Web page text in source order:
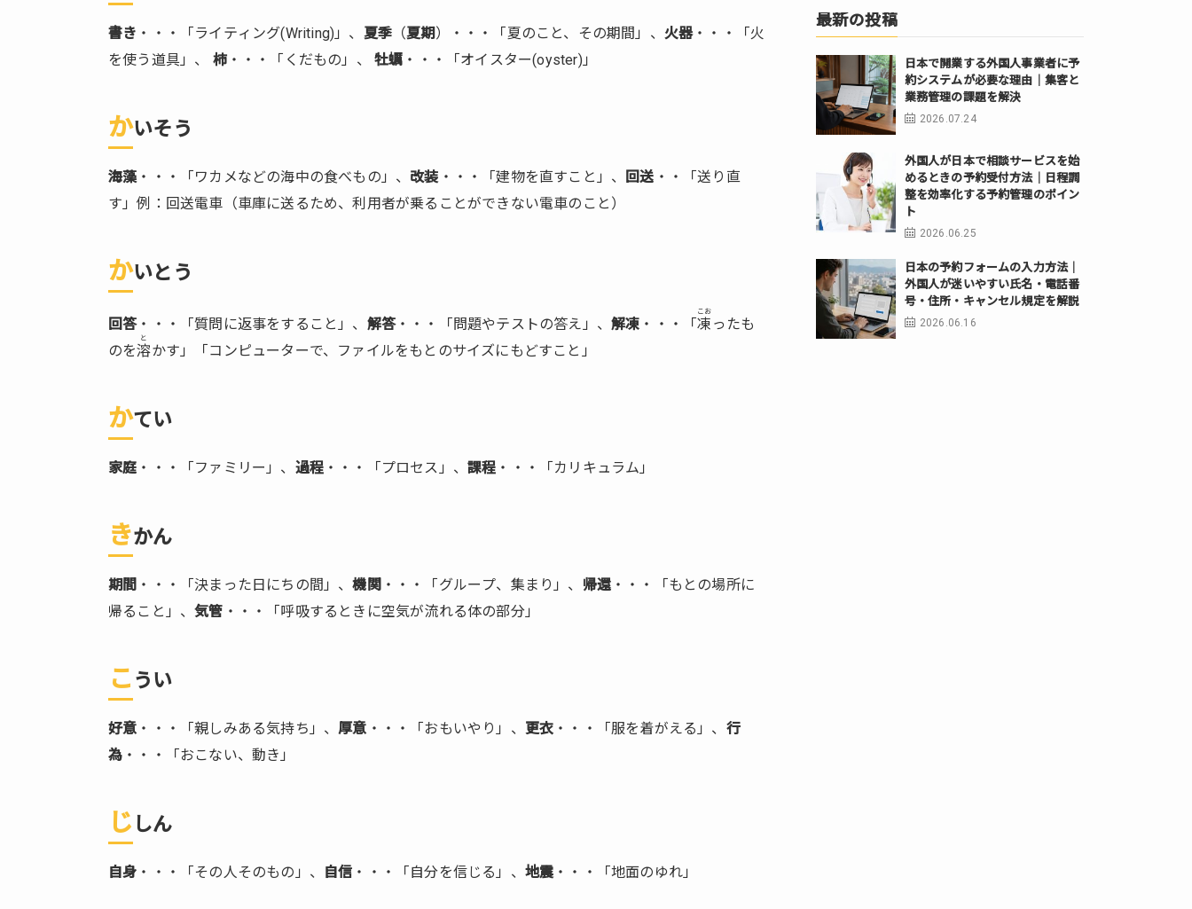
ん
しん
1.10.
しん
1.11.
1.12.
1.13.
しょ
2.
同
義
語
ま
と
和
英
書き ・・・「ライティング(Writing)」、 夏季（夏期 ）・・・「夏のこと、その期間」、 火器・・・「火
を使う道具」、 柿・・・「くだもの」、 牡蠣 ・・・「オイスター(oyster)」
かいそう
海藻・・・「ワカメなどの海中の食べもの」、 改装・・・「建物を直すこと」、 回送 ・・「送り直
す」例：回送電車（車庫に送るため、利用者が乗ることができない電車のこと）
かいとう
回答・・・「質問に返事をすること」、 解答・・・「問題やテストの答え」、 解凍 ・・・「凍
こお
ったも
のを溶
と
かす」「コンピューターで、ファイルをもとのサイズにもどすこと」
かてい
家庭 ・・・「ファミリー」、 過程・・・「プロセス」、 課程 ・・・「カリキュラム」
きかん
期間 ・・・「決まった日にちの間」、機関 ・・・「グループ、集まり」、 帰還・・・「もとの場所に
帰ること」、気管 ・・・「呼吸するときに空気が流れる体の部分」
こ うい
好意 ・・・「親しみある気持ち」、厚意 ・・・「おもいやり」、 更衣 ・・・「服を着がえる」、 行
為 ・・・「おこない、動き」
じ しん
自身 ・・・「その人そのもの」、 自信 ・・・「自分を信じる」、 地震・・・「地面のゆれ」
最新の投稿
日本で開業する外国人事業者に予
約システムが必要な理由｜集客と
業務管理の課題を解決
2026.07.24
外国人が日本で相談サービスを始
めるときの予約受付方法｜日程調
整を効率化する予約管理のポイン
ト
2026.06.25
日本の予約フォームの入力方法｜
外国人が迷いやすい氏名・電話番
号・住所・キャンセル規定を解説
2026.06.16